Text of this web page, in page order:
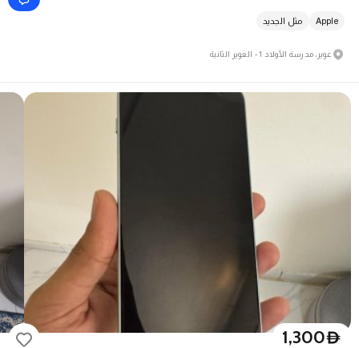
Apple مثل الجديد
عوير، مدرسة الأولاد 1 - العوير الثانية
D
1,300